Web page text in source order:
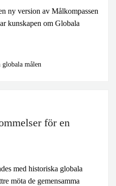
ny version av Målkompassen
kunskapen om Globala
målen
för en
med historiska globala
möta de gemensamma